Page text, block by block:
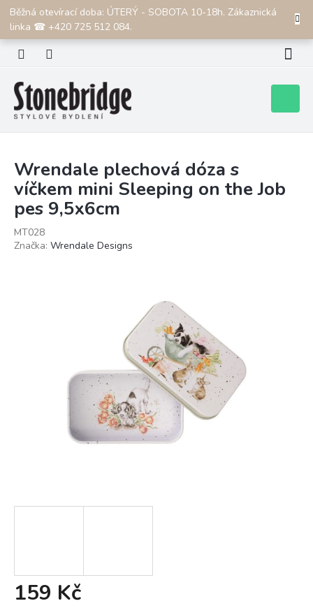
Přejít
obsah
Běžná otevírací doba: ÚTERÝ - SOBOTA 10-18h. Zákaznická
linka ☎ +420 725 512 084.
CZK
košík
Wrendale plechová dóza s
víčkem mini Sleeping on the Job
pes 9,5x6cm
MT028
Značka: Wrendale Designs
159 Kč